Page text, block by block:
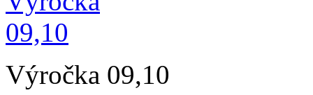
Výročka 09,10